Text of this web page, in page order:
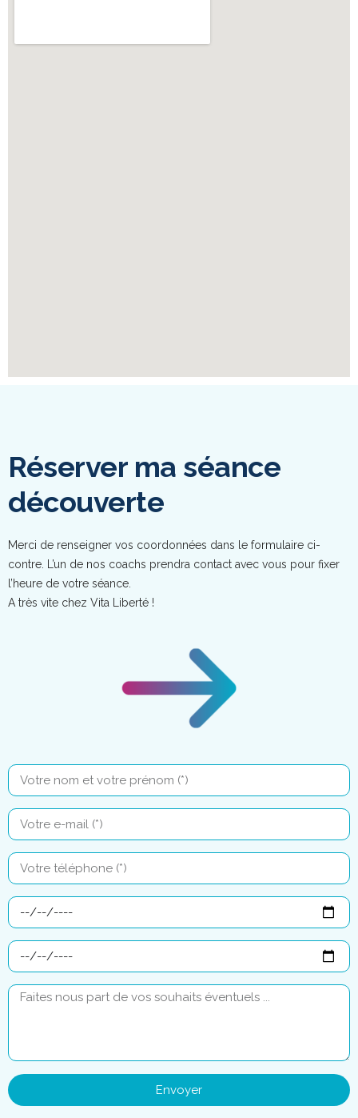
Réserver ma séance
découverte
Merci de renseigner vos coordonnées dans le formulaire ci-
contre. L’un de nos coachs prendra contact avec vous pour fixer
l’heure de votre séance.
A très vite chez Vita Liberté !
Envoyer